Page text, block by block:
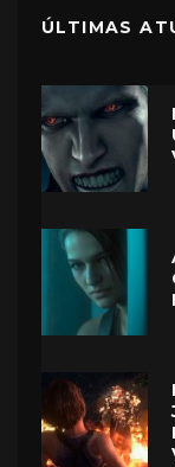
ÚLTIMAS